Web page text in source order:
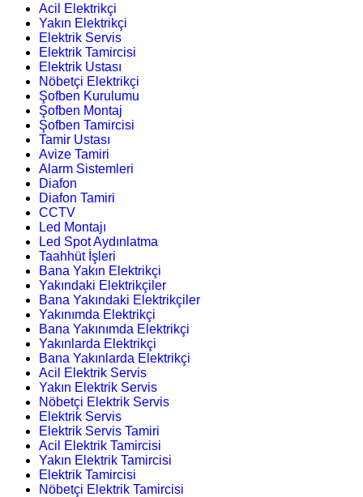
Acil Elektrikçi
Yakın Elektrikçi
Elektrik Servis
Elektrik Tamircisi
Elektrik Ustası
Nöbetçi Elektrikçi
Şofben Kurulumu
Şofben Montaj
Şofben Tamircisi
Tamir Ustası
Avize Tamiri
Alarm Sistemleri
Diafon
Diafon Tamiri
CCTV
Led Montajı
Led Spot Aydınlatma
Taahhüt İşleri
Bana Yakın Elektrikçi
Yakındaki Elektrikçiler
Bana Yakındaki Elektrikçiler
Yakınımda Elektrikçi
Bana Yakınımda Elektrikçi
Yakınlarda Elektrikçi
Bana Yakınlarda Elektrikçi
Acil Elektrik Servis
Yakın Elektrik Servis
Nöbetçi Elektrik Servis
Elektrik Servis
Elektrik Servis Tamiri
Acil Elektrik Tamircisi
Yakın Elektrik Tamircisi
Elektrik Tamircisi
Nöbetçi Elektrik Tamircisi